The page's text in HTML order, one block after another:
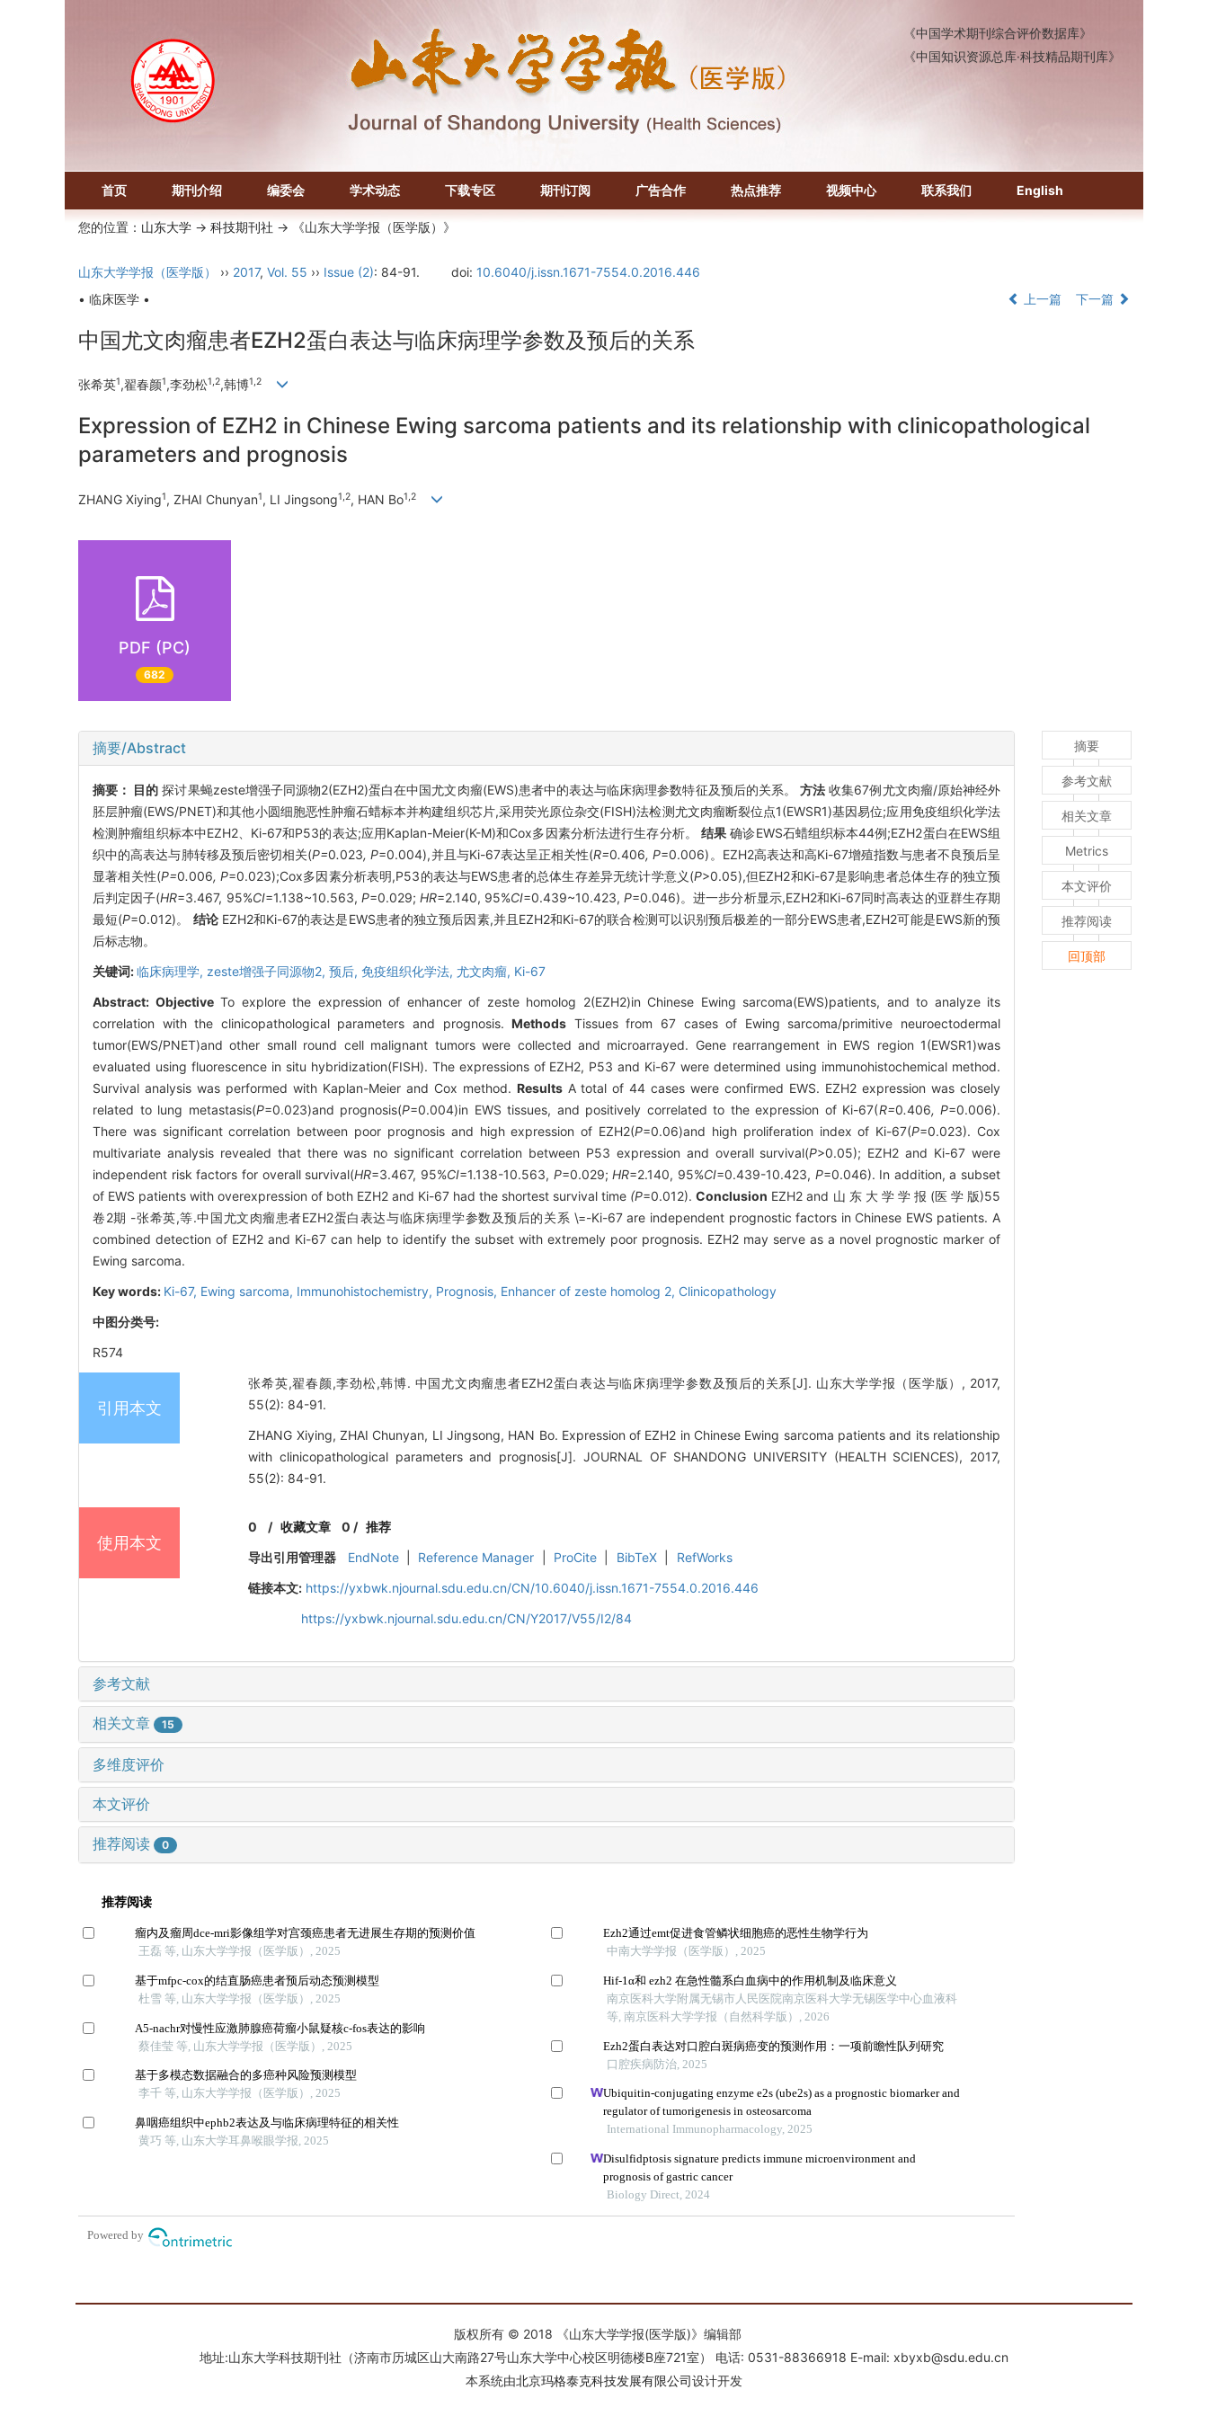
《中国知识资源总库·科技精品期刊库》
首页 期刊介绍 编委会 学术动态 下载专区 期刊订阅 广告合作 热点推荐 视频中心 联系我们 English
您的位置： 山东大学 -> 科技期刊社 -> 《山东大学学报（医学版）》
山东大学学报（医学版） ›› 2017, Vol. 55 ›› Issue (2): 84-91. doi: 10.6040/j.issn.1671-7554.0.2016.446
• 临床医学 •
上一篇 下一篇
中国尤文肉瘤患者EZH2蛋白表达与临床病理学参数及预后的关系
张希英1,翟春颜1,李劲松1,2,韩博1,2
Expression of EZH2 in Chinese Ewing sarcoma patients and its relationship with clinicopathological
parameters and prognosis
ZHANG Xiying1, ZHAI Chunyan1, LI Jingsong1,2, HAN Bo1,2
PDF (PC)
682
摘要/Abstract
摘要： 目的 探讨果蝇zeste增强子同源物2(EZH2)蛋白在中国尤文肉瘤(EWS)患者中的表达与临床病理参数特征及预后的关系。方法 收集67例尤文肉瘤/原始神经外
胚层肿瘤(EWS/PNET)和其他小圆细胞恶性肿瘤石蜡标本并构建组织芯片,采用荧光原位杂交(FISH)法检测尤文肉瘤断裂位点1(EWSR1)基因易位;应用免疫组织化学法
检测肿瘤组织标本中EZH2、Ki-67和P53的表达;应用Kaplan-Meier(K-M)和Cox多因素分析法进行生存分析。 结果 确诊EWS石蜡组织标本44例;EZH2蛋白在EWS组
织中的高表达与肺转移及预后密切相关(P=0.023, P=0.004),并且与Ki-67表达呈正相关性(R=0.406, P=0.006)。EZH2高表达和高Ki-67增殖指数与患者不良预后呈
显著相关性(P=0.006, P=0.023);Cox多因素分析表明,P53的表达与EWS患者的总体生存差异无统计学意义(P>0.05),但EZH2和Ki-67是影响患者总体生存的独立预
后判定因子(HR=3.467, 95%CI=1.138~10.563, P=0.029; HR=2.140, 95%CI=0.439~10.423, P=0.046)。进一步分析显示,EZH2和Ki-67同时高表达的亚群生存期
最短(P=0.012)。 结论EZH2和Ki-67的表达是EWS患者的独立预后因素,并且EZH2和Ki-67的联合检测可以识别预后极差的一部分EWS患者,EZH2可能是EWS新的预
后标志物。
关键词:临床病理学, zeste增强子同源物2, 预后, 免疫组织化学法, 尤文肉瘤, Ki-67
Abstract: ObjectiveTo explore the expression of enhancer of zeste homolog 2(EZH2)in Chinese Ewing sarcoma(EWS)patients, and to analyze its
correlation with the clinicopathological parameters and prognosis.Methods Tissues from 67 cases of Ewing sarcoma/primitive neuroectodermal
tumor(EWS/PNET)and other small round cell malignant tumors were collected and microarrayed. Gene rearrangement in EWS region 1(EWSR1)was
evaluated using fluorescence in situ hybridization(FISH). The expressions of EZH2, P53 and Ki-67 were determined using immunohistochemical method.
Survival analysis was performed with Kaplan-Meier and Cox method. ResultsA total of 44 cases were confirmed EWS. EZH2 expression was closely
related to lung metastasis(P=0.023)and prognosis(P=0.004)in EWS tissues, and positively correlated to the expression of Ki-67(R=0.406, P=0.006).
There was significant correlation between poor prognosis and high expression of EZH2(P=0.06)and high proliferation index of Ki-67(P=0.023). Cox
multivariate analysis revealed that there was no significant correlation between P53 expression and overall survival(P>0.05); EZH2 and Ki-67 were
independent risk factors for overall survival(HR=3.467, 95%CI=1.138-10.563, P=0.029;HR=2.140, 95%CI=0.439-10.423, P=0.046). In addition, a subset
of EWS patients with overexpression of both EZH2 and Ki-67 had the shortest survival time (P=0.012).Conclusion EZH2 and 山 东 大 学 学 报 (医 学 版)55
卷2期 -张希英,等.中国尤文肉瘤患者EZH2蛋白表达与临床病理学参数及预后的关系 \=-Ki-67 are independent prognostic factors in Chinese EWS patients. A
combined detection of EZH2 and Ki-67 can help to identify the subset with extremely poor prognosis. EZH2 may serve as a novel prognostic marker of
Ewing sarcoma.
Key words: Ki-67, Ewing sarcoma, Immunohistochemistry, Prognosis, Enhancer of zeste homolog 2, Clinicopathology
中图分类号:
R574
引用本文
张希英,翟春颜,李劲松,韩博. 中国尤文肉瘤患者EZH2蛋白表达与临床病理学参数及预后的关系[J]. 山东大学学报（医学版）, 2017,
55(2): 84-91.
ZHANG Xiying, ZHAI Chunyan, LI Jingsong, HAN Bo. Expression of EZH2 in Chinese Ewing sarcoma patients and its relationship
with clinicopathological parameters and prognosis[J]. JOURNAL OF SHANDONG UNIVERSITY (HEALTH SCIENCES), 2017,
55(2): 84-91.
使用本文
0 /收藏文章 0 / 推荐
导出引用管理器
EndNote Reference Manager ProCite BibTeX
RefWorks
链接本文: https://yxbwk.njournal.sdu.edu.cn/CN/10.6040/j.issn.1671-7554.0.2016.446
https://yxbwk.njournal.sdu.edu.cn/CN/Y2017/V55/I2/84
参考文献
相关文章 15
多维度评价
本文评价
推荐阅读 0
摘要
参考文献
相关文章
Metrics
本文评价
推荐阅读
回顶部
版权所有 © 2018 《山东大学学报(医学版)》编辑部
地址:山东大学科技期刊社（济南市历城区山大南路27号山东大学中心校区明德楼B座721室） 电话: 0531-88366918 E-mail: xbyxb@sdu.edu.cn
本系统由北京玛格泰克科技发展有限公司设计开发